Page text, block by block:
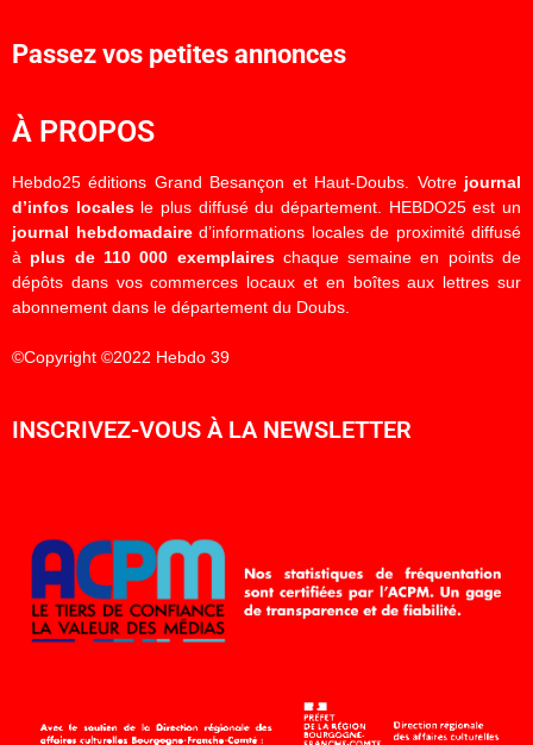
Passez vos petites annonces
À PROPOS
Hebdo25 éditions Grand Besançon et Haut-Doubs. Votre journal
d’infos localesle plus diffusé du département. HEBDO25 est un
journal hebdomadaired’informations locales de proximité diffusé
à plus de 110 000 exemplaireschaque semaine en points de
dépôts dans vos commerces locaux et en boîtes aux lettres sur
abonnement dans le département du Doubs.
©Copyright ©2022 Hebdo 39
INSCRIVEZ-VOUS À LA NEWSLETTER